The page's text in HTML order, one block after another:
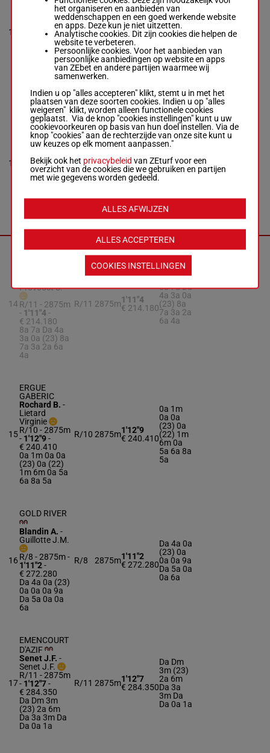
12
R/9 - 2850m-
-
€ 190.690
Da 9a 0a Da
(22) Da Da Da
7a Da 4a 3a
R/9 2850m1'11"4
€ 190.690
Da 9a 0a
Da (22)
Da Da
Da 7a
Da
13
FOUDRE
DAIRPET
Nivard F.-
Cruellas
Munar
M/11 -
2850m-
1'12"3-
(23) 8m 8a
6m 0m
M/112850m1'12"3
€ 197.135
1a 6m
(23) 8m
8a Da 9a
14
FILOU
Provoost S.
R/11 - 2875m
- 1'11"4-
€ 214.180
8a 7a Da 4a
3a 0a (23) 8a
7a 3a 2a 6a
4a
R/11 2875m1'11"4
€ 214.180
8a 7a Da
4a 3a 0a
(23) 8a
7a 3a 2a
6a 4a
15
ERGUE
GABERIC
Rochard B. -
Lietard
Virginie
R/10 - 2875m
- 1'12"9-
€ 240.410
0a 1m 0a 0a
(23) 0a (22)
1m 6m 0a 5a
6a 8a 5a
R/10 2875m1'12"9
€ 240.410
0a 1m
0a 0a
(23) 0a
(22) 1m
6m 0a
5a 6a 8a
5a
16
GOLD RIVER
Blandin A. -
Guillotte J.M.
R/8 - 2875m-
1'11"2-
€ 272.280
Da 4a 0a (23)
0a 0a 0a 9a
Da 5a 0a 0a
6a
R/8 2875m1'11"2
€ 272.280
Da 4a 0a
(23) 0a
0a 0a 9a
Da 5a 0a
0a 6a
17
EMENCOURT
D'AZIF
Senet J.F. -
Senet J.F.
R/11 - 2875m
- 1'12"7-
€ 284.350
Da Dm 3m
(23) 2a 6m
Da 3a 3m Da
Da 0a 1a
R/11 2875m1'12"7
€ 284.350
Da Dm
3m (23)
2a 6m
Da 3a
3m Da
Da 0a 1a
het organiseren en aanbieden van
weddenschappen en een goed werkende website
en apps. Deze kun je niet uitzetten.
Analytische cookies. Dit zijn cookies die helpen de
website te verbeteren.
Persoonlijke cookies. Voor het aanbieden van
persoonlijke aanbiedingen op website en apps
van ZEbet en andere partijen waarmee wij
samenwerken.
Indien u op "alles accepteren" klikt, stemt u in met het
plaatsen van deze soorten cookies. Indien u op "alles
weigeren" klikt, worden alleen functionele cookies
geplaatst. Via de knop "cookies instellingen" kunt u uw
cookievoorkeuren op basis van hun doel instellen. Via de
knop "cookies" aan de rechterzijde van onze site kunt u
uw keuzes op elk moment aanpassen."
Bekijk ook het privacybeleid van ZEturf voor een
overzicht van de cookies die we gebruiken en partijen
met wie gegevens worden gedeeld.
ALLES ACCEPTEREN
ALLES AFWIJZEN
COOKIES INSTELLINGEN